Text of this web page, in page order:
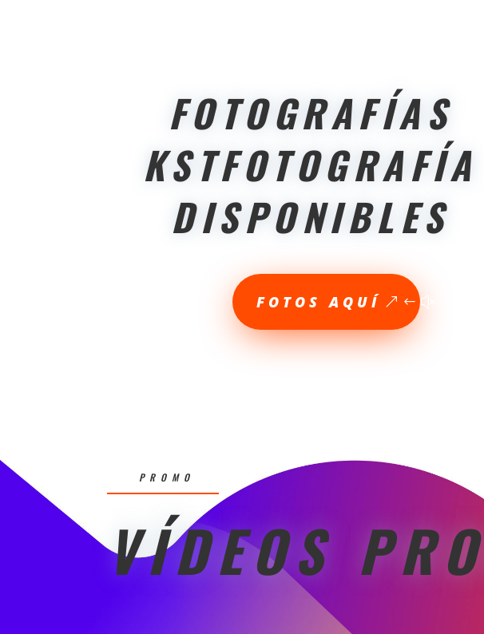
FOTOGRAFÍAS
KSTFOTOGRAFÍA
DISPONIBLES
FOTOS AQUÍ
PROMO
VÍDEOS